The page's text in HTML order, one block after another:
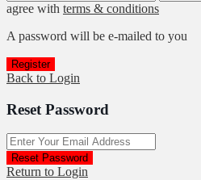
agree with terms & conditions
A password will be e-mailed to you
Register
Back to Login
Reset Password
Reset Password
Return to Login